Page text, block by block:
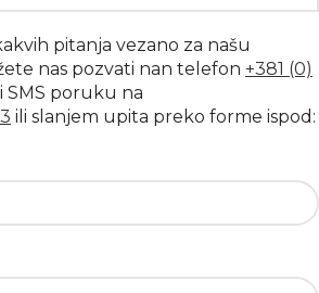
pitanja vezano za našu
nas pozvati nan telefon +381 (0)
SMS poruku na
ili slanjem upita preko forme ispod: